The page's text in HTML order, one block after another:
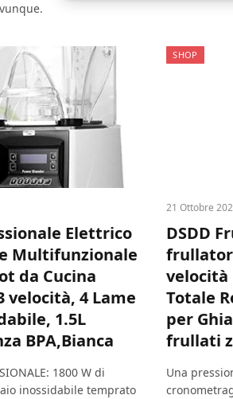
Elettrico
Multifunzionale
da Cucina
velocità, 4 Lame
1.5L
BPA,Bianca
1800 W di
inossidabile temprato
SHOP
21 Ottobre
DSDD
Totale
per
frullati
Una